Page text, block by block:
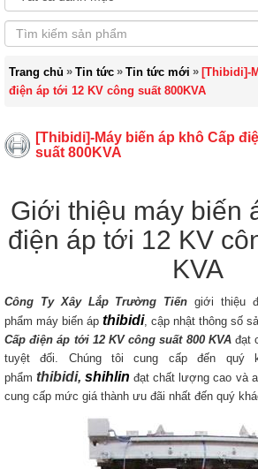
Trang chủ » Tin tức » Tin tức mới » [Thibidi]-
điện áp tới 12 KV công suất 800KVA
[Thibidi]-Máy biến áp khô Cấp
suất 800KVA
Giới thiệu máy biến
điện áp tới 12 KV
KVA
Công Ty Xây Lắp Trường Tiến giới thiệu
phẩm máy biến áp thibidi, cập nhật thông số
Cấp điện áp tới 12 KV​ công suất 800 KVAđạt
tuyệt đối. Chúng tôi cung cấp đến quý
phẩmthibidi,shihlin đạt chất lượng cao và
cung cấp mức giá thành ưu đãi nhất đến quý